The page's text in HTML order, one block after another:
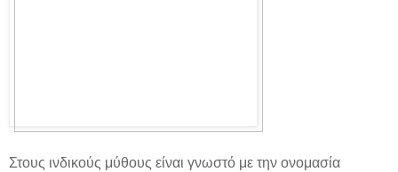
Στους ινδικούς μύθους είναι γνωστό με την ονομασία